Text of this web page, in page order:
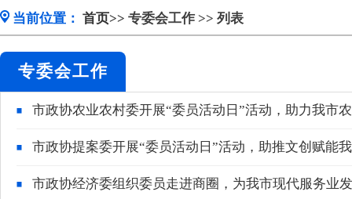
当前位置： 首页>> 专委会工作 >> 列表
专委会工作
市政协农业农村委开展“委员活动日”活动，助力我市
市政协提案委开展“委员活动日”活动，助推文创赋能
市政协经济委组织委员走进商圈，为我市现代服务业